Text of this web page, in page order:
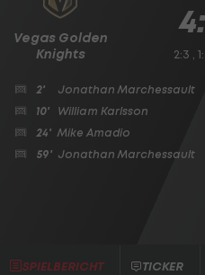
Vegas Golden
Knights
2:3 ,
2'
Jonathan Marchessault
10'
William Karlsson
24' Mike Amadio
59' Jonathan Marchessault
SPIELBERICHT TICKER